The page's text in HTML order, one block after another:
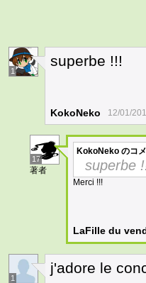
1
superbe !!!
KokoNeko 12/01/
17
著者
KokoNeko のコ
superbe
Merci !!!
LaFille du
1
j'adore le